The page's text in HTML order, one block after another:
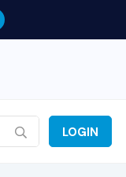
LOGIN